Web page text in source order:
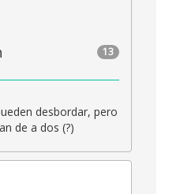
13
desbordar, pero
de a dos (?)